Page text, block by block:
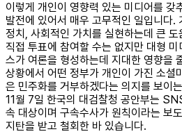
이렇게 개인이 영향력 있는 미디어를 갖
발전에 있어서 매우 고무적인 일입니다.
정치, 사회적인 가치를 실현하는데 큰
직접 투표에 참여할 수는 없지만 대형
스가 여론을 형성하는데 지대한 영향을
상황에서 어떤 정부가 개인이 가진 소셜
은 민주화를 거부하겠다는 의지를 보이
11월 7일 한국의 대검찰청 공안부는
속 대상이며 구속수사가 원칙이라는 보
지탄을 받고 철회한 바 있습니다.